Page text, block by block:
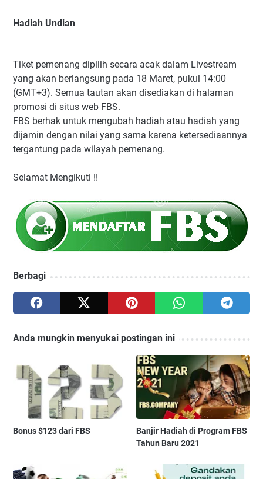
Hadiah Undian
Tiket pemenang dipilih secara acak dalam Livestream
yang akan berlangsung pada 18 Maret, pukul 14:00
(GMT+3). Semua tautan akan disediakan di halaman
promosi di situs web FBS.
FBS berhak untuk mengubah hadiah atau hadiah yang
dijamin dengan nilai yang sama karena ketersediaannya
tergantung pada wilayah pemenang.
Selamat Mengikuti !!
Berbagi
Anda mungkin menyukai postingan ini
Bonus $123 dari FBS
Banjir Hadiah di Program FBS
Tahun Baru 2021